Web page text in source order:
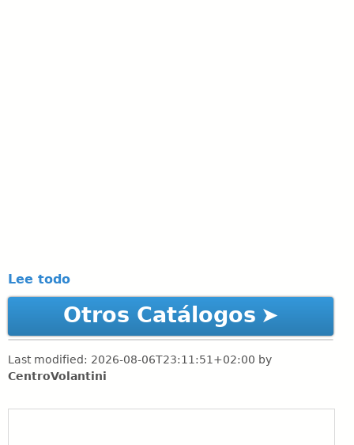
Lee todo
Otros Catálogos
Last modified: 2026-08-06T23:11:51+02:00 by
CentroVolantini